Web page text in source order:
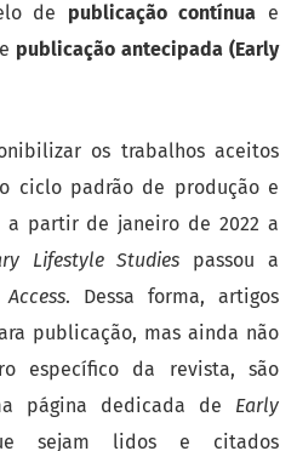
de publicação contínua e
publicação antecipada (Early
os trabalhos aceitos
ciclo padrão de produção e
a partir de janeiro de 2022 a
Lifestyle Studies passou a
. Dessa forma, artigos
publicação, mas ainda não
específico da revista, são
página dedicada de Early
sejam lidos e citados